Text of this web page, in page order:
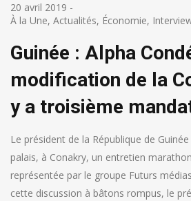
20 avril 2019 -
À la Une, Actualités, Économie,
Guinée : Alpha Condé
modification de la
y a troisième
Le président de la République de
palais, à Conakry, un entretien
représentée par le groupe Futurs
cette discussion à bâtons rompus, le